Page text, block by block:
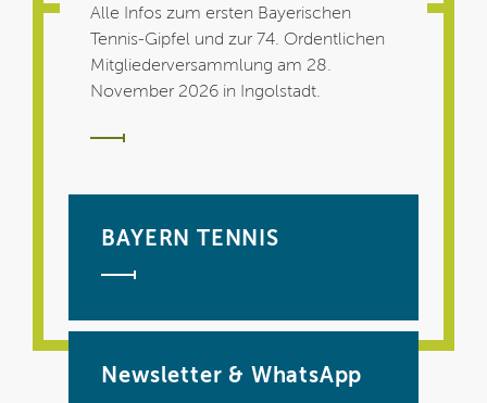
Alle Infos zum ersten Bayerischen
Tennis-Gipfel und zur 74. Ordentlichen
Mitgliederversammlung am 28.
November 2026 in Ingolstadt.
BAYERN TENNIS
Newsletter & WhatsApp